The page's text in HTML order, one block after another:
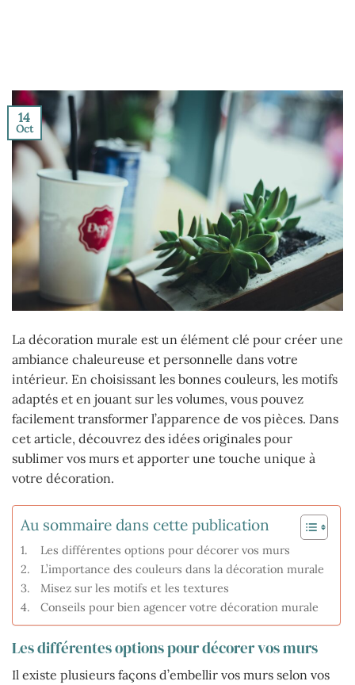
14
Oct
La décoration murale est un élément clé pour créer une
ambiance chaleureuse et personnelle dans votre
intérieur. En choisissant les bonnes couleurs, les motifs
adaptés et en jouant sur les volumes, vous pouvez
facilement transformer l’apparence de vos pièces. Dans
cet article, découvrez des idées originales pour
sublimer vos murs et apporter une touche unique à
votre décoration.
Au sommaire dans cette publication
Les différentes options pour décorer vos murs
L’importance des couleurs dans la décoration murale
Misez sur les motifs et les textures
Conseils pour bien agencer votre décoration murale
Les différentes options pour décorer vos murs
Il existe plusieurs façons d’embellir vos murs selon vos